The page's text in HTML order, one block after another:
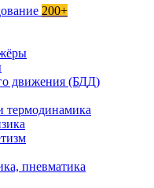
200+
движения (БДД)
термодинамика
пневматика